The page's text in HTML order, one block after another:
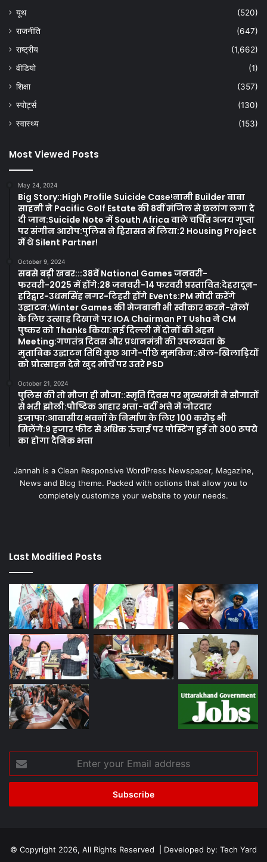
यूथ
(520)
राजनीति
(647)
राष्ट्रीय
(1,662)
वीडियो
(1)
शिक्षा
(357)
स्पोर्ट्स
(130)
स्वास्थ्य
(153)
Most Viewed Posts
May 24, 2024
Big Story::High Profile Suicide Case!नामी Builder बाबा
साहनी ने Pacific Golf Estate की 8वीं मंजिल से छलांग लगा दे
दी जान:Suicide Note में South Africa वाले चर्चित अजय गुप्ता
पर संगीन आरोप:पुलिस ने हिरासत में लिया:2 Housing Project
में थे Silent Partner!
October 9, 2024
सबसे बड़ी खबर:::38वें National Games जनवरी-
फरवरी-2025 में होंगे:28 जनवरी-14 फरवरी प्रस्तावित:देहरादून-
हरिद्वार-उधमसिंह नगर-टिहरी होंगे Events:PM मोदी करेंगे
उद्घाटन:Winter Games की मेजबानी भी स्वीकार करने-खेलों
के लिए उत्साह दिखाने पर IOA Chairman PT Usha ने CM
पुष्कर को Thanks किया:नई दिल्ली में दोनों की अहम
Meeting:गणतंत्र दिवस और प्रधानमंत्री की उपलब्धता के
मुताबिक उद्घाटन तिथि कुछ आगे-पीछे मुमकिन::खेल-खिलाड़ियों
को प्रोत्साहन देने खुद मोर्चे पर उतरे PSD
October 21, 2024
पुलिस की तो मौजा ही मौजा::स्मृति दिवस पर मुख्यमंत्री ने सौगातों
से भरी झोली:पौष्टिक आहार भत्ता-वर्दी भत्ते में जोरदार
इजाफा:आवासीय भवनों के निर्माण के लिए 100 करोड़ भी
मिलेंगे:9 हजार फीट से अधिक ऊंचाई पर पोस्टिंग हुई तो 300 रूपये
का होगा दैनिक भत्ता
Jannah is a Clean Responsive WordPress Newspaper, Magazine,
News and Blog theme. Packed with options that allow you to
completely customize your website to your needs.
Last Modified Posts
your
Email
© Copyright 2026, All Rights Reserved | Developed by: Tech Yard